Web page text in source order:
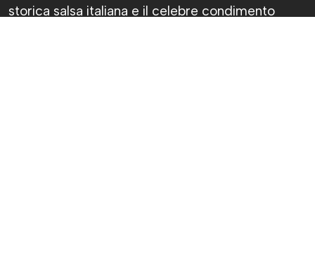
storica salsa italiana e il celebre condimento